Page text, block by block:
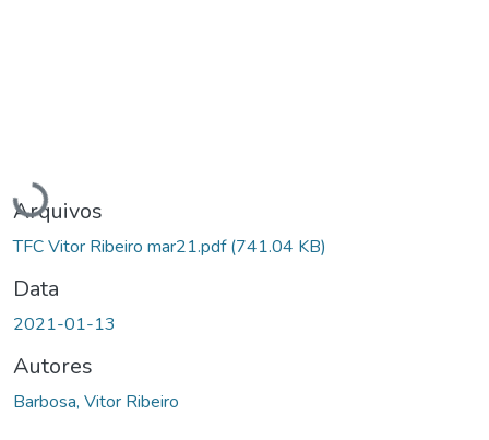
Carregando...
Arquivos
TFC Vitor Ribeiro mar21.pdf(741.04 KB)
Data
2021-01-13
Autores
Barbosa, Vitor Ribeiro